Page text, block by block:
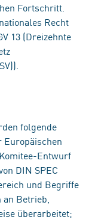
Fortschritt.
Recht
13 (Dreizehnte
folgende
Europäischen
Entwurf
DIN SPEC
und Begriffe
Betrieb,
überarbeitet;